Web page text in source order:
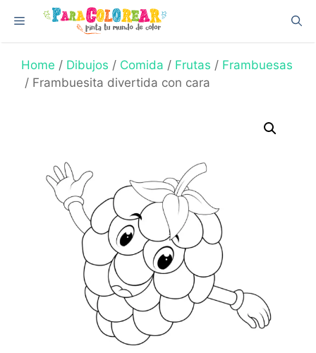
content
Menu
Home / Dibujos / Comida / Frutas / Frambuesas
/ Frambuesita divertida con cara